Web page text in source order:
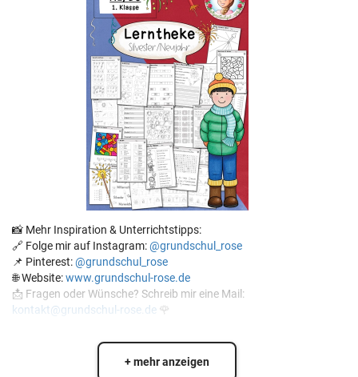
📸 Mehr Inspiration & Unterrichtstipps:
🔗 Folge mir auf Instagram:@grundschul_rose
📌 Pinterest:@grundschul_rose
🌐 Website:www.grundschul-rose.de
📩 Fragen oder Wünsche? Schreib mir eine Mail:
kontakt@grundschul-rose.de 🌹
+ mehr anzeigen